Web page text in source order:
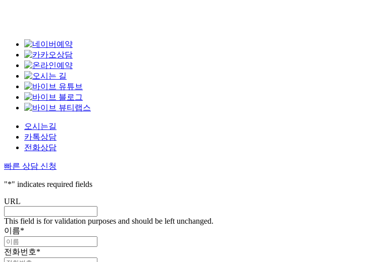
오시는길
카톡상담
전화상담
빠른 상담 신청
"*" indicates required fields
URL
This field is for validation purposes and should be left unchanged.
이름*
전화번호*